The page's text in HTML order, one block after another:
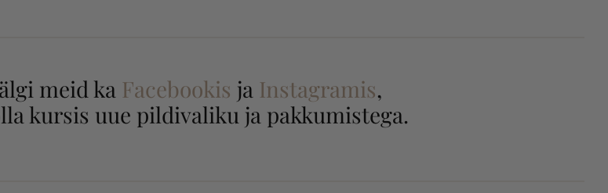
meid ka Facebookis ja Instagramis,
kursis uue pildivaliku ja pakkumistega.